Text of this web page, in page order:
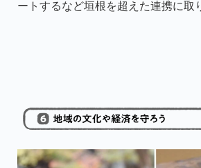
ートするなど垣根を超えた連携に取